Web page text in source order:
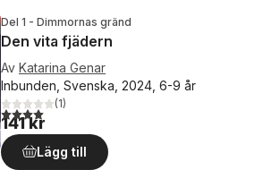
Del 1 - Dimmornas gränd
Den vita fjädern
Av Katarina Genar
Inbunden, Svenska, 2024, 6-9 år
4,0utav 5 stjärnor. Totalt antal röster:
(1)
141 kr
Lägg till